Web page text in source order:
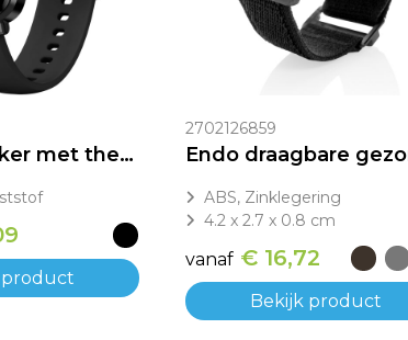
Activity tracker met thermometer
product
2702126859
ABS, Zinklegering
4.2 x 2.7 x 0.8 cm
vanaf € 16,72
Bekijk product